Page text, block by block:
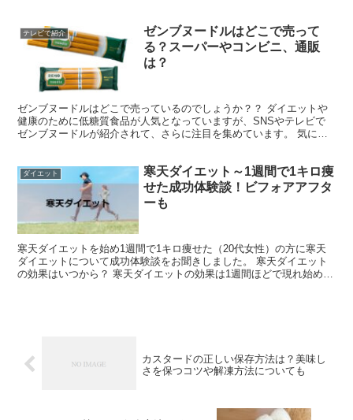
テレビで紹介
ゼンブヌードルはどこで売って
る？スーパーやコンビニ、通販
は？
ゼンブヌードルはどこで売っているのでしょうか？？ ダイエットや
健康のために低糖質食品が人気となっていますが、SNSやテレビで
ゼンブヌードルが紹介されて、さらに注目を集めています。 気にな
ダイエット
寒天ダイエット～1週間で1キロ痩
せた成功体験談！ビフォアアフタ
ーも
寒天ダイエットを始め1週間で1キロ痩せた（20代女性）の方に寒天
ダイエットについて成功体験談をお聞きしました。 寒天ダイエット
の効果はいつから？ 寒天ダイエットの効果は1週間ほどで現れ始め痩
カスタードの正しい保存方法は？美味し
さを保つコツや解凍方法についても